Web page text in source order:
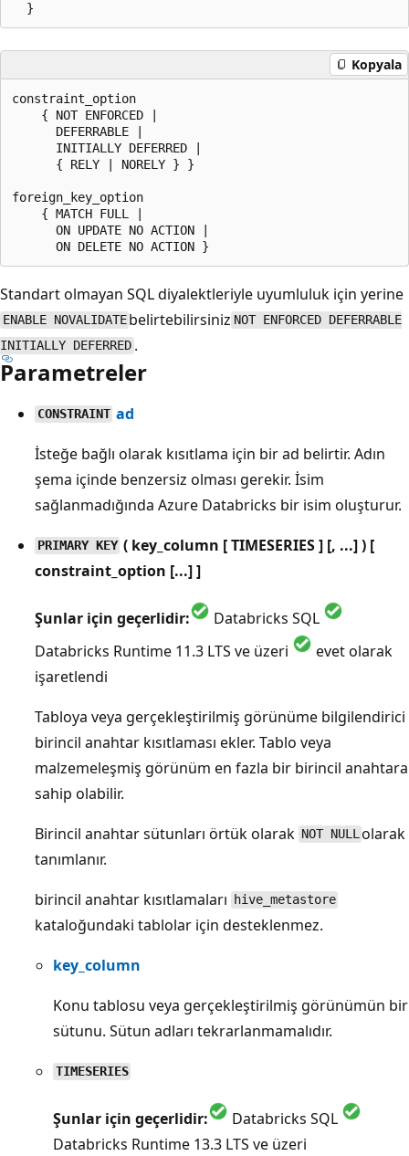
Kopyala
constraint_option
    { NOT ENFORCED |
      DEFERRABLE |
      INITIALLY DEFERRED |
      { RELY | NORELY } }
foreign_key_option
    { MATCH FULL |
      ON UPDATE NO ACTION |
Standart olmayan SQL diyalektleriyle uyumluluk için yerine
ENABLE NOVALIDATE belirtebilirsiniz NOT ENFORCED DEFERRABLE
INITIALLY DEFERRED .
Parametreler
CONSTRAINT ad
İsteğe bağlı olarak kısıtlama için bir ad belirtir. Adın
şema içinde benzersiz olması gerekir. İsim
sağlanmadığında Azure Databricks bir isim oluşturur.
PRIMARY KEY ( key_column [ TIMESERIES ] [, ...] ) [
constraint_option [...] ]
Şunlar için geçerlidir:
Databricks SQL
Databricks Runtime 11.3 LTS ve üzeri
evet olarak
işaretlendi
Tabloya veya gerçekleştirilmiş görünüme bilgilendirici
birincil anahtar kısıtlaması ekler. Tablo veya
malzemeleşmiş görünüm en fazla bir birincil anahtara
sahip olabilir.
Birincil anahtar sütunları örtük olarak NOT NULLolarak
tanımlanır.
birincil anahtar kısıtlamaları
hive_metastore
kataloğundaki tablolar için desteklenmez.
key_column
Konu tablosu veya gerçekleştirilmiş görünümün bir
sütunu. Sütun adları tekrarlanmamalıdır.
TIMESERIES
Şunlar için geçerlidir:
Databricks SQL
Databricks Runtime 13.3 LTS ve üzeri